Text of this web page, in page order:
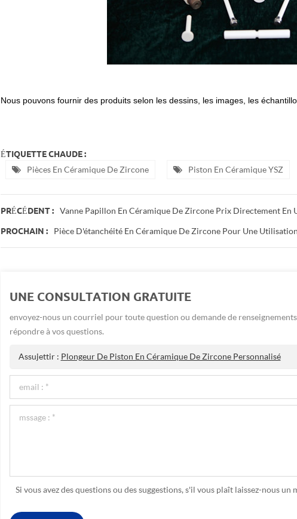
Nous pouvons fournir des produits selon les dessins, les images, les
ÉTIQUETTE CHAUDE :
Pièces En Céramique De Zircone Piston En Céramique YSZ
PRÉCÉDENT : Vanne Papillon En Céramique De Zircone Prix Directement En
PROCHAIN : Pièce D'étanchéité En Céramique De Zircone Pour Une
UNE CONSULTATION GRATUITE
envoyez-nous un courriel pour toute question ou demande de
répondre à vos questions.
Assujettir : Plongeur De Piston En Céramique De Zircone Personnalisé
Si vous avez des questions ou des suggestions, s'il vous plaît laissez-nous